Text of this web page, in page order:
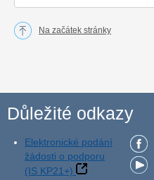
Na začátek stránky
Důležité odkazy
Elektronické podání
žádosti o podporu
(IS KP21+)